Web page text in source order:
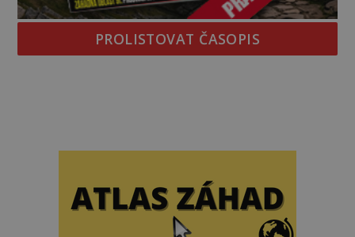
PROLISTOVAT ČASOPIS